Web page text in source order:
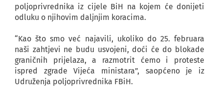
poljoprivrednika iz cijele BiH na kojem će donijeti
odluku o njihovim daljnjim koracima.
“Kao što smo već najavili, ukoliko do 25. februara
naši zahtjevi ne budu usvojeni, doći će do blokade
graničnih prijelaza, a razmotrit ćemo i proteste
ispred zgrade Vijeća ministara”, saopćeno je iz
Udruženja poljoprivrednika FBiH.